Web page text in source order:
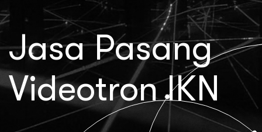
Jasa Pasang
Videotron IKN